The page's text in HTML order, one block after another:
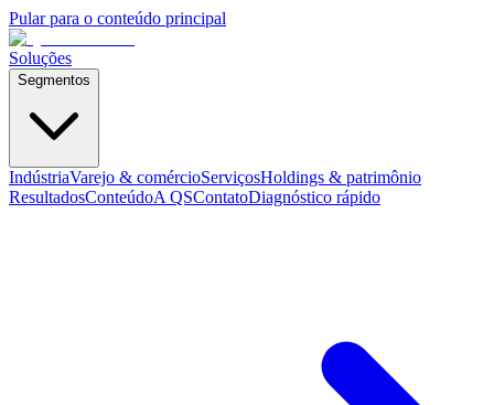
Pular para o conteúdo principal
Soluções
Segmentos
IndústriaVarejo & comércioServiçosHoldings & patrimônio
ResultadosConteúdoA QSContatoDiagnóstico rápido